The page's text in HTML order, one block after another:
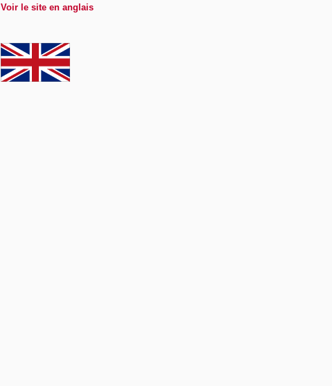
Voir le site en anglais